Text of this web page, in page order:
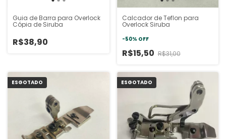
Guia de Barra para Overlock
Cópia de Siruba
R$38,90
Calcador de Teflon para
Overlock Siruba
-50% OFF
R$15,50 R$31,00
ESGOTADO ESGOTADO